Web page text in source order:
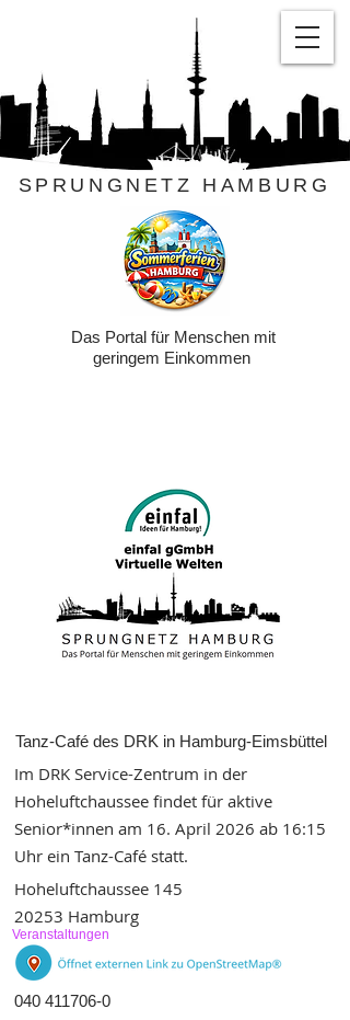
SPRUNGNETZ HAMBURG
Das Portal für Menschen mit
geringem Einkommen
Tanz-Café des DRK in Hamburg-Eimsbüttel
Im DRK Service-Zentrum in der
Hoheluftchaussee findet für aktive
Senior*innen am 16. April 2026 ab 16:15
Uhr ein Tanz-Café statt.
Veranstaltungen
Hoheluftchaussee 145
20253 Hamburg
040 411706-0